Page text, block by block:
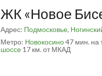
ЖК «Новое
Адрес: Подмосковье,
Метро: Новокосино47 мин. на
шоссе 17 км. от МКАД